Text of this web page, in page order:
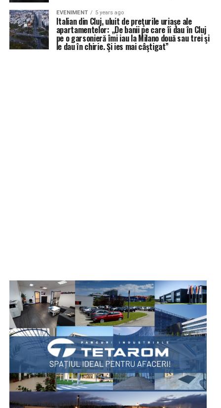
EVENIMENT 5 years ago
Italian din Cluj, uluit de preţurile uriaşe ale
apartamentelor: „De banii pe care îi dau în Cluj
pe o garsonieră îmi iau la Milano două sau trei şi
le dau în chirie. Şi ies mai câştigat”